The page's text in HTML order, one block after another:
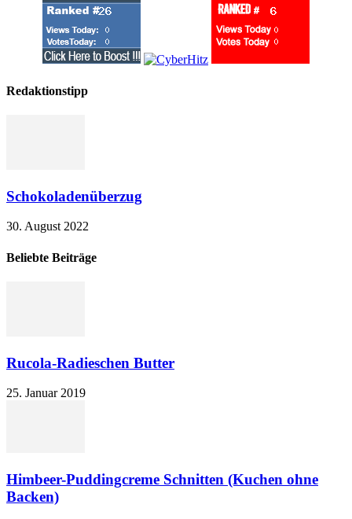
Redaktionstipp
Schokoladenüberzug
30. August 2022
Beliebte Beiträge
Rucola-Radieschen Butter
25. Januar 2019
Himbeer-Puddingcreme Schnitten (Kuchen ohne
Backen)